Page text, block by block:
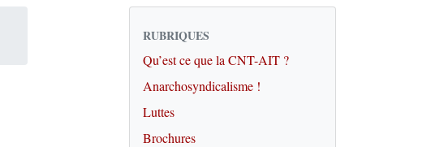
RUBRIQUES
Qu’est ce que la CNT-AIT ?
Anarchosyndicalisme !
Luttes
Brochures